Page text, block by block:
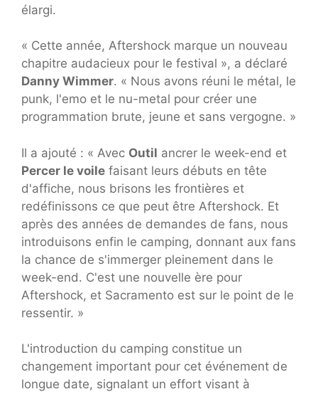
élargi.
« Cette année, Aftershock marque un nouveau
chapitre audacieux pour le festival », a déclaré
Danny Wimmer. « Nous avons réuni le métal, le
punk, l'emo et le nu-metal pour créer une
programmation brute, jeune et sans vergogne. »
Il a ajouté : « Avec Outil ancrer le week-end et
Percer le voile faisant leurs débuts en tête
d'affiche, nous brisons les frontières et
redéfinissons ce que peut être Aftershock. Et
après des années de demandes de fans, nous
introduisons enfin le camping, donnant aux fans
la chance de s'immerger pleinement dans le
week-end. C'est une nouvelle ère pour
Aftershock, et Sacramento est sur le point de le
ressentir. »
L'introduction du camping constitue un
changement important pour cet événement de
longue date, signalant un effort visant à